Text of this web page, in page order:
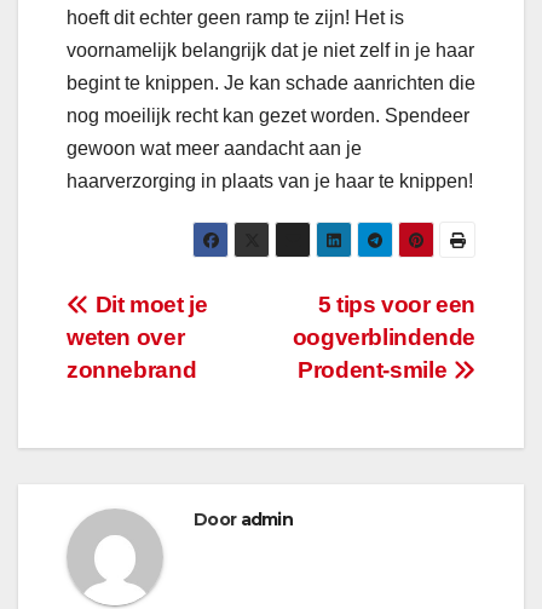
hoeft dit echter geen ramp te zijn! Het is
voornamelijk belangrijk dat je niet zelf in je haar
begint te knippen. Je kan schade aanrichten die
nog moeilijk recht kan gezet worden. Spendeer
gewoon wat meer aandacht aan je
haarverzorging in plaats van je haar te knippen!
Bericht
navigatie
5 tips voor een
oogverblindende
Prodent-smile
Dit moet je
weten over
zonnebrand
Door admin